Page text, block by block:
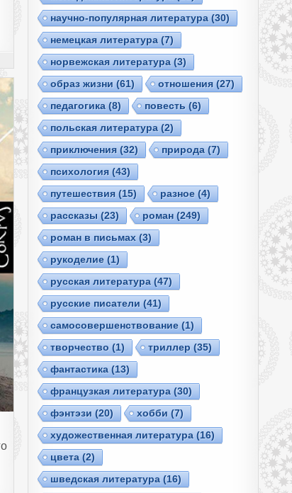
научно-популярная литература(30)
немецкая литература(7)
норвежская литература(3)
образ жизни (61) отношения(27)
педагогика(8) повесть(6)
польская литература(2)
приключения(32) природа(7)
психология(43)
путешествия(15) разное(4)
рассказы(23) роман(249)
роман в письмах(3)
рукоделие(1)
русская литература(47)
русские писатели (41)
самосовершенствование(1)
творчество (1) триллер (35)
фантастика(13)
французкая литература(30)
фэнтэзи (20) хобби (7)
художественная литература(16)
цвета(2)
шведская литература(16)